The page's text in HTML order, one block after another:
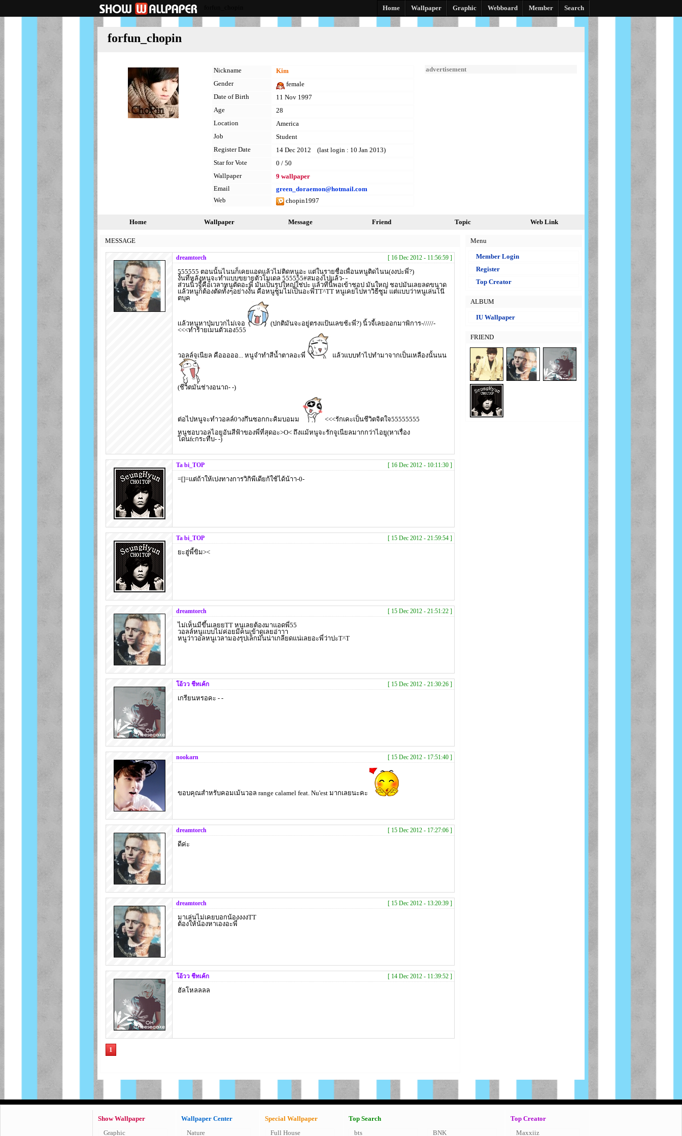
Home Wallpaper Graphic Webboard Member Search
forfun_chopin
Nickname
Kim
Gender
female
Date of Birth
11 Nov 1997
Age
28
Location
America
Job
Student
Register Date
14 Dec 2012 (last login : 10 Jan 2013)
Star for Vote
0 / 50
Wallpaper
9 wallpaper
Email
green_doraemon@hotmail.com
Web
chopin1997
advertisement
Home Wallpaper Message Friend Topic Web Link
MESSAGE
dreamtorch [ 16 Dec 2012 - 11:56:59 ]
555555 ตอนนั้นไนนก็เคยแอดแล้วไม่ติดหนูอะ แต่ในรายชื่อเพื่อนหนูติดไนน(งงปะพี่?)
งั้นที่หลังหนูจะทำแบบขยายตัวโมเดล 555555#สมองไปแล้ว- -
ส่วนนิ้วจี้คือเวลาหนูตัดอะพี่ มันเป็นรูปใหญ่ใช่ปะ แล้วทีนี้พอเข้าชอป มันใหญ่ ชอปมันเลยลดขนาด
แล้วหนูก็ต้องตัดทั้งๆอย่างงั้น คือหนูซูมไม่เป็นอะพี่TT^TT หนูเคยไปหาวิธีซูม แต่แบบว่าหนูเล่นโน๊
ตบุค
เเล้วหนูหาปุ่มบวกไม่เจอ
(ปกติมันจะอยู่ตรงแป้นเลขช้ะพี่?) นิ้วจี้เลยออกมาพิการ-/////-
<<<ทำร้ายเมนตัวเอง555
วอลล์จูเนียล คือออออ... หนูจำทำสีน้ำตาลอะพี่ แล้วแบบทำไปทำมาจากเป็นเหลืองนั้นนน
(ชีวิตมันช่างอนาถ- -)
ต่อไปหนูจะทำวอลล์0างกึนซอกกะคิมบอมม
<<<รักเคะเป็นชีวิตจิตใจ55555555
หนูชอบวอลไอยูอันสีฟ้าของพี่ที่สุดอะ>O< ถึงแม้หนูจะรักจูเนียลมากกว่าไอยู(หาเรื่อง
โดนfcกระทืบ- -)
Ta bi_TOP [ 16 Dec 2012 - 10:11:30 ]
=[]=แต่ถ้าให้เปงทางการวิกิพีเดียก้ใช้ได้น้าา-0-
Ta bi_TOP [ 15 Dec 2012 - 21:59:54 ]
ยะฮู่พี้ขิม><
dreamtorch [ 15 Dec 2012 - 21:51:22 ]
ไม่เห็นมีขึ้นเลยยTT หนูเลยต้องมาแอดพี่55
วอลล์หนูแบบไม่ค่อยมีคนเข้าดูเลยอ่าาา
หนูว่าวอลหนูเวลามองรุปเล็กมันน่าเกลียดแน่เลยอะพี่ว่าปะT^T
โอ้วว ชีทเค้ก [ 15 Dec 2012 - 21:30:26 ]
เกรียนหรอคะ - -
nookarn [ 15 Dec 2012 - 17:51:40 ]
ขอบคุณสำหรับคอมเม้นวอล range calamel feat. Nu'est มากเลยนะคะ
dreamtorch [ 15 Dec 2012 - 17:27:06 ]
ดีค่ะ
dreamtorch [ 15 Dec 2012 - 13:20:39 ]
มาเล่นไม่เคยบอกน้องงงงTT
ต้องให้น้องหาเองอะพี่
โอ้วว ชีทเค้ก [ 14 Dec 2012 - 11:39:52 ]
ฮัลโหลลลล
1
Menu
Member Login
Register
Top Creator
ALBUM
IU Wallpaper
FRIEND
Show Wallpaper
Graphic
Wallpaper Center
Nature
Special Wallpaper
Full House
Top Search
bts
BNK
Top Creator
Maxxiiz